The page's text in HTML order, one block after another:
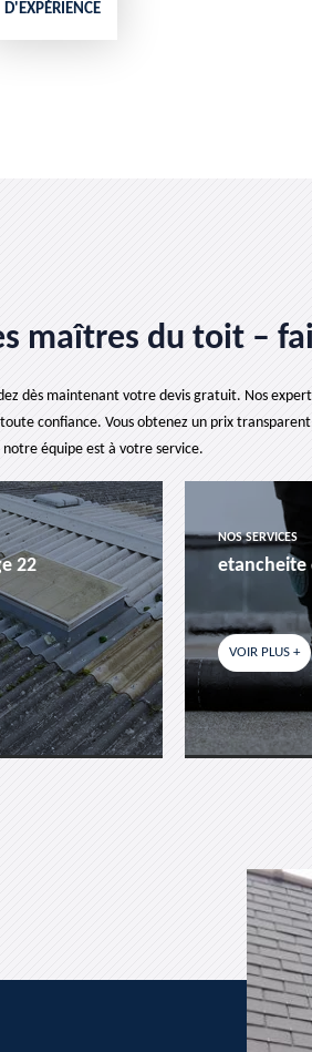
D'EXPÉRIENCE
maîtres du toit –
dès maintenant votre devis gratuit. Nos
confiance. Vous obtenez un prix
équipe est à votre service.
22
NOS SERVICES
etancheite
VOIR PLUS +